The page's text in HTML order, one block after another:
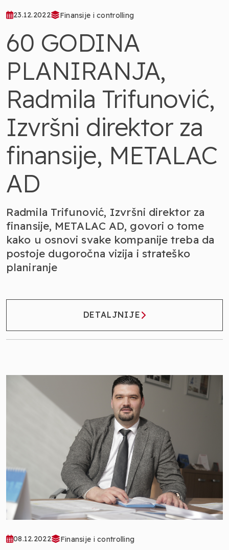
23.12.2022 Finansije i controlling
60 GODINA
PLANIRANJA,
Radmila Trifunović,
Izvršni direktor za
finansije, METALAC
AD
Radmila Trifunović, Izvršni direktor za
finansije, METALAC AD, govori o tome
kako u osnovi svake kompanije treba da
postoje dugoročna vizija i strateško
planiranje
DETALJNIJE
08.12.2022 Finansije i controlling